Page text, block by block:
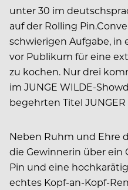
unter 30 im
auf der Rolling
schwierigen Aufgabe, in
vor Publikum für eine
zu kochen. Nur drei
im JUNGE WILDE-
begehrten Titel
Neben Ruhm und Ehre
die Gewinnerin über ein
Pin und eine
echtes Kopf-an-Kopf-